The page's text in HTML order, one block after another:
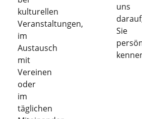
kulturellen
Veranstaltungen,
im
Austausch
mit
Vereinen
oder
im
täglichen
und
Wochenenden.
Kleingruppen.
uns
Sie